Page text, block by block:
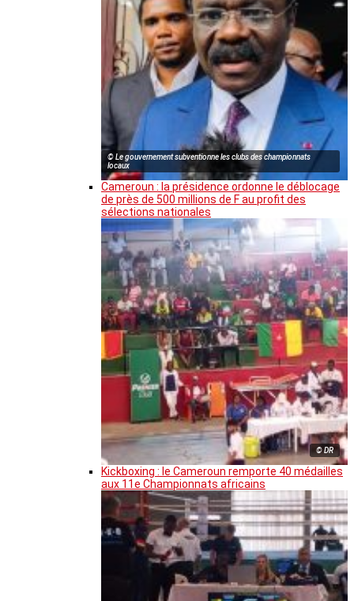
© Le gouvernement subventionne les clubs des championnats
locaux
Cameroun : la présidence ordonne le déblocage
de près de 500 millions de F au profit des
sélections nationales
© DR
Kickboxing : le Cameroun remporte 40 médailles
aux 11e Championnats africains